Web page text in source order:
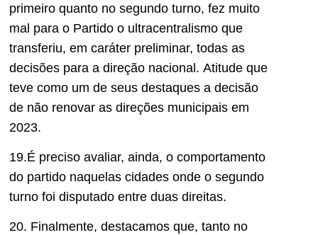
primeiro quanto no segundo turno, fez muito
mal para o Partido o ultracentralismo que
transferiu, em caráter preliminar, todas as
decisões para a direção nacional. Atitude que
teve como um de seus destaques a decisão
de não renovar as direções municipais em
2023.
19.É preciso avaliar, ainda, o comportamento
do partido naquel as cidades onde o segundo
turno foi disputado entre duas direitas.
20. Finalmente, destacamos que, tanto no